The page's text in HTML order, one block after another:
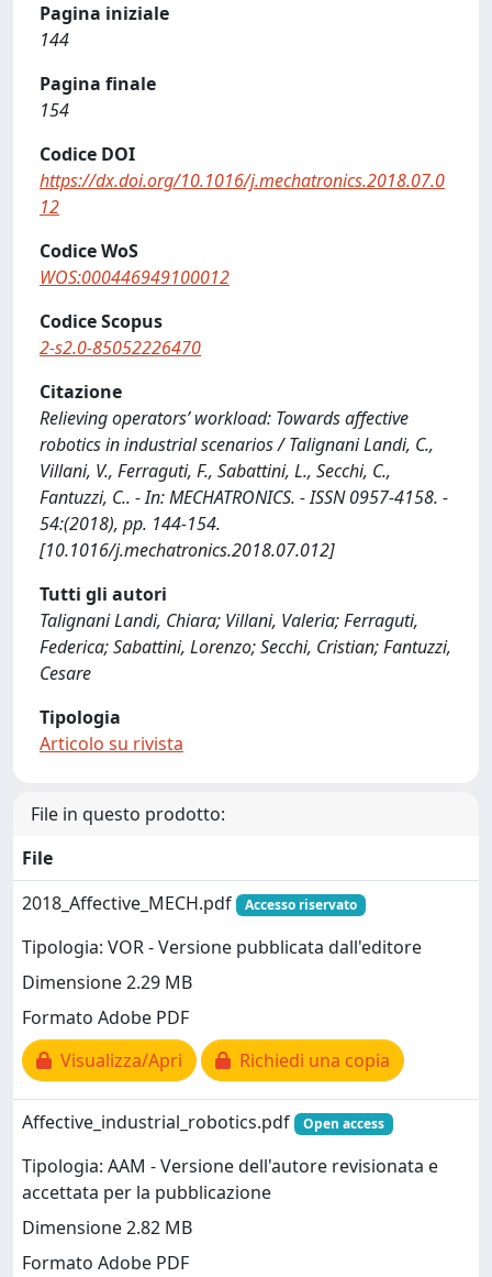
Pagina iniziale
144
Pagina finale
154
Codice DOI
https://dx.doi.org/10.1016/j.mechatronics.2018.07.0
12
Codice WoS
WOS:000446949100012
Codice Scopus
2-s2.0-85052226470
Citazione
Relieving operators’ workload: Towards affective
robotics in industrial scenarios / Talignani Landi, C.,
Villani, V., Ferraguti, F., Sabattini, L., Secchi, C.,
Fantuzzi, C.. - In: MECHATRONICS. - ISSN 0957-4158. -
54:(2018), pp. 144-154.
[10.1016/j.mechatronics.2018.07.012]
Tutti gli autori
Talignani Landi, Chiara; Villani, Valeria; Ferraguti,
Federica; Sabattini, Lorenzo; Secchi, Cristian; Fantuzzi,
Cesare
Tipologia
Articolo su rivista
File in questo prodotto:
File
2018_Affective_MECH.pdf
Accesso riservato
Tipologia: VOR - Versione pubblicata dall'editore
Dimensione 2.29 MB
Formato Adobe PDF
Visualizza/Apri
Richiedi una copia
Affective_industrial_robotics.pdf Open access
Tipologia: AAM - Versione dell'autore revisionata e
accettata per la pubblicazione
Dimensione 2.82 MB
Formato Adobe PDF